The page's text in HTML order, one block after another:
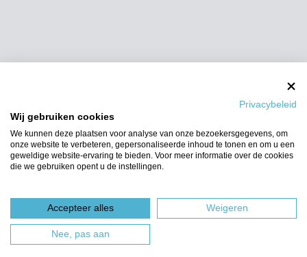
Privacybeleid
Wij gebruiken cookies
We kunnen deze plaatsen voor analyse van onze bezoekersgegevens, om
onze website te verbeteren, gepersonaliseerde inhoud te tonen en om u een
geweldige website-ervaring te bieden. Voor meer informatie over de cookies
die we gebruiken opent u de instellingen.
Accepteer alles Weigeren
Nee, pas aan